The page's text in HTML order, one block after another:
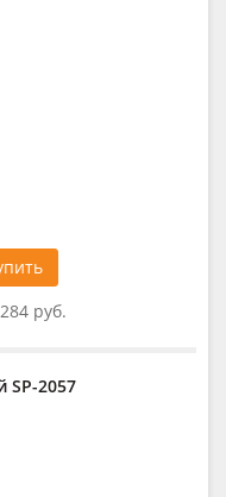
руб.
SP-2057